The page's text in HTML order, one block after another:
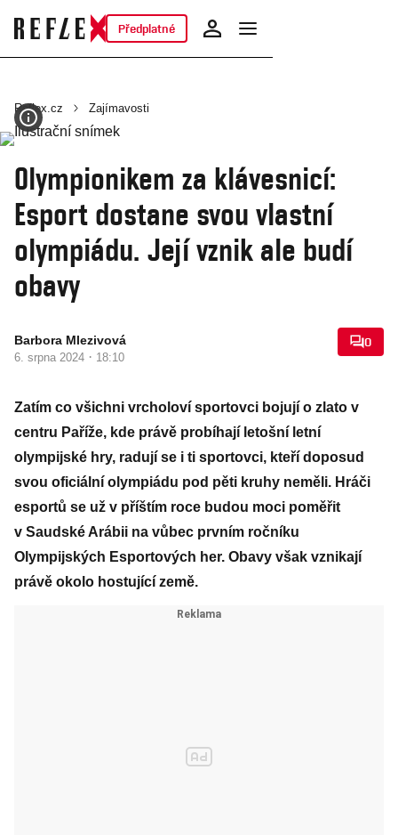
Předplatné
Reflex.cz Zajímavosti
Olympionikem za klávesnicí:
Esport dostane svou vlastní
olympiádu. Její vznik ale budí
obavy
Barbora Mlezivová
6. srpna 2024 · 18:10
0
Zatím co všichni vrcholoví sportovci bojují o zlato v
centru Paříže, kde právě probíhají letošní letní
olympijské hry, radují se i ti sportovci, kteří doposud
svou oficiální olympiádu pod pěti kruhy neměli. Hráči
esportů se už v příštím roce budou moci poměřit
v Saudské Arábii na vůbec prvním ročníku
Olympijských Esportových her. Obavy však vznikají
právě okolo hostující země.